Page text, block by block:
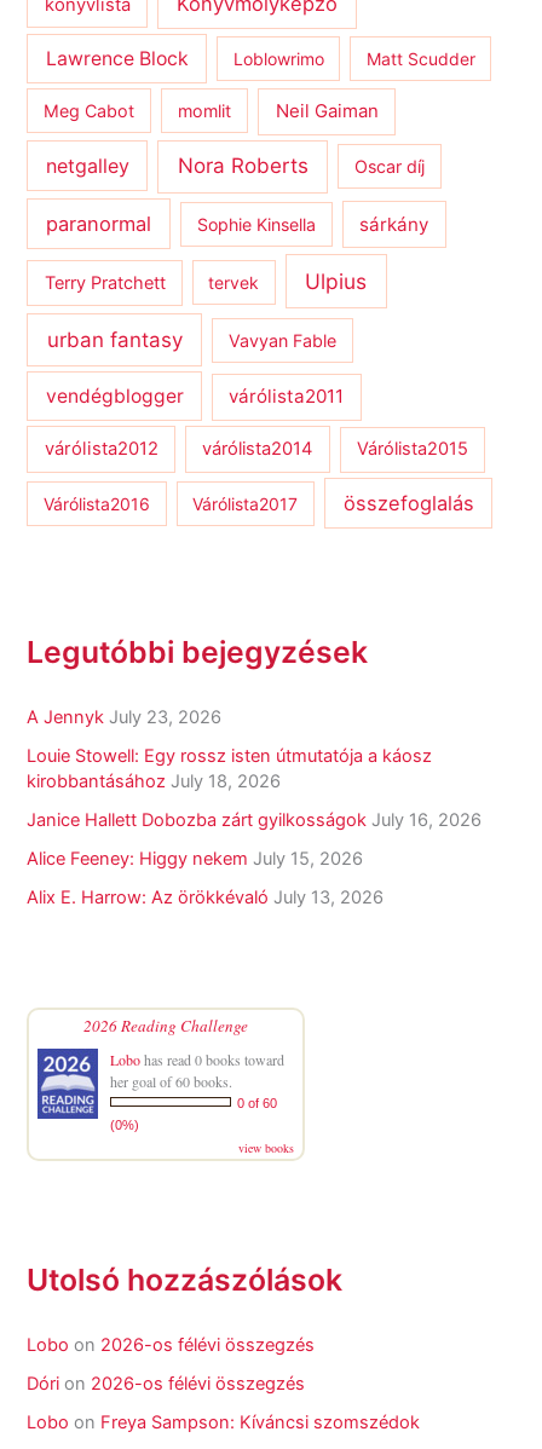
könyvlista
Lawrence Block Loblowrimo Matt Scudder
Meg Cabot momlit Neil Gaiman
netgalley Nora Roberts Oscar díj
paranormal Sophie Kinsella sárkány
Terry Pratchett tervek Ulpius
urban fantasy Vavyan Fable
vendégblogger várólista2011
várólista2012 várólista2014 Várólista2015
Várólista2016 Várólista2017 összefoglalás
Legutóbbi bejegyzések
A Jennyk July 23, 2026
Louie Stowell: Egy ​rossz isten útmutatója a káosz
kirobbantásához July 18, 2026
Janice Hallett Dobozba zárt gyilkosságok July 16, 2026
Alice Feeney: Higgy nekem July 15, 2026
Alix E. Harrow: Az örökkévaló July 13, 2026
2026 Reading Challenge
Lobohas read 0 books toward
her goal of 60 books.
0 of 60
(0%)
view books
Utolsó hozzászólások
Lobo on 2026-os félévi összegzés
Dóri on 2026-os félévi összegzés
Lobo on Freya Sampson: Kíváncsi szomszédok